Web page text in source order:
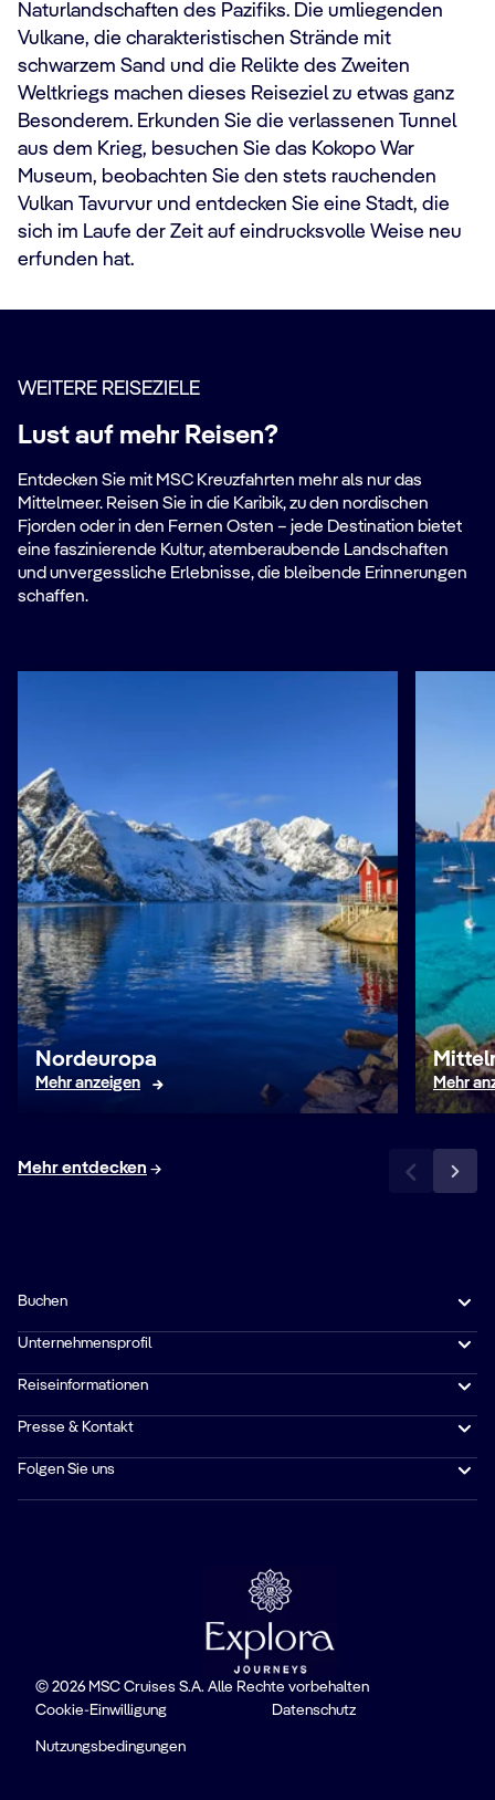
Naturlandschaften des Pazifiks. Die umliegenden
Vulkane, die charakteristischen Strände mit
schwarzem Sand und die Relikte des Zweiten
Weltkriegs machen dieses Reiseziel zu etwas ganz
Besonderem. Erkunden Sie die verlassenen Tunnel
aus dem Krieg, besuchen Sie das Kokopo War
Museum, beobachten Sie den stets rauchenden
Vulkan Tavurvur und entdecken Sie eine Stadt, die
sich im Laufe der Zeit auf eindrucksvolle Weise neu
erfunden hat.
WEITERE REISEZIELE
Lust auf mehr Reisen?
Entdecken Sie mit MSC Kreuzfahrten mehr als nur das
Mittelmeer. Reisen Sie in die Karibik, zu den nordischen
Fjorden oder in den Fernen Osten – jede Destination bietet
eine faszinierende Kultur, atemberaubende Landschaften
und unvergessliche Erlebnisse, die bleibende Erinnerungen
schaffen.
Nordeuropa
Mehr anzeigen Mehr
Mehr entdecken
Buchen
Unternehmensprofil
Reiseinformationen
Presse & Kontakt
Folgen Sie uns
© 2026 MSC Cruises S.A. Alle Rechte vorbehalten
Cookie-Einwilligung
Datenschutz
Nutzungsbedingungen